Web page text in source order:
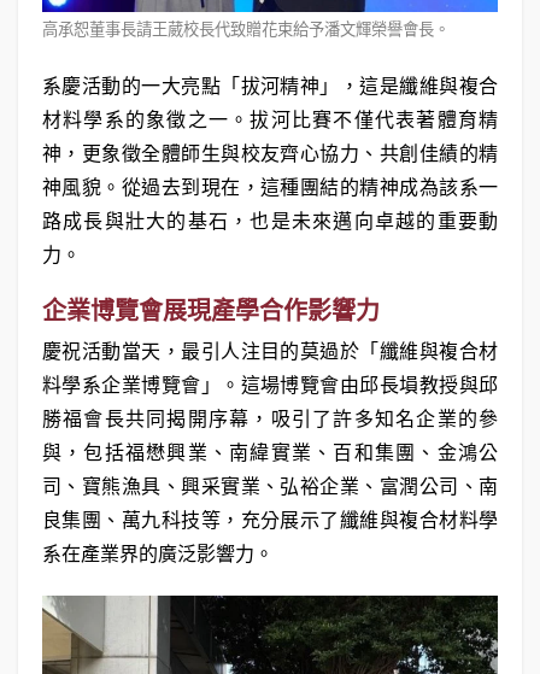
高承恕董事長請王葳校長代致贈花束給予潘文輝榮譽會長。
系慶活動的一大亮點「拔河精神」，這是纖維與複合
材料學系的象徵之一。拔河比賽不僅代表著體育精
神，更象徵全體師生與校友齊心協力、共創佳績的精
神風貌。從過去到現在，這種團結的精神成為該系一
路成長與壯大的基石，也是未來邁向卓越的重要動
力。
企業博覽會展現產學合作影響力
慶祝活動當天，最引人注目的莫過於「纖維與複合材
料學系企業博覽會」。這場博覽會由邱長塤教授與邱
勝福會長共同揭開序幕，吸引了許多知名企業的參
與，包括福懋興業、南緯實業、百和集團、金鴻公
司、寶熊漁具、興采實業、弘裕企業、富潤公司、南
良集團、萬九科技等，充分展示了纖維與複合材料學
系在產業界的廣泛影響力。